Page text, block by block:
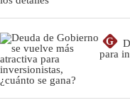
G
para